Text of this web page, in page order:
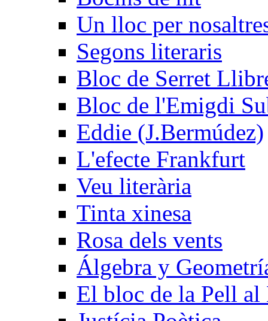
Un lloc per
Segons literaris
Bloc de Serret
Bloc de l'Emigdi
Eddie (J.Bermúdez)
L'efecte Frankfurt
Veu literària
Tinta xinesa
Rosa dels vents
Álgebra y
El bloc de la Pell